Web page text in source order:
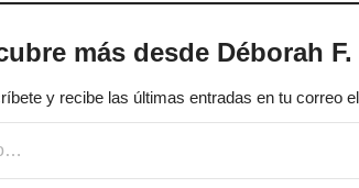
más desde Déborah
y recibe las últimas entradas en tu correo